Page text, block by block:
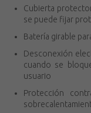
Cubierta
se puede fijar
Batería girable
Desconexión
cuando se
usuario
Protección